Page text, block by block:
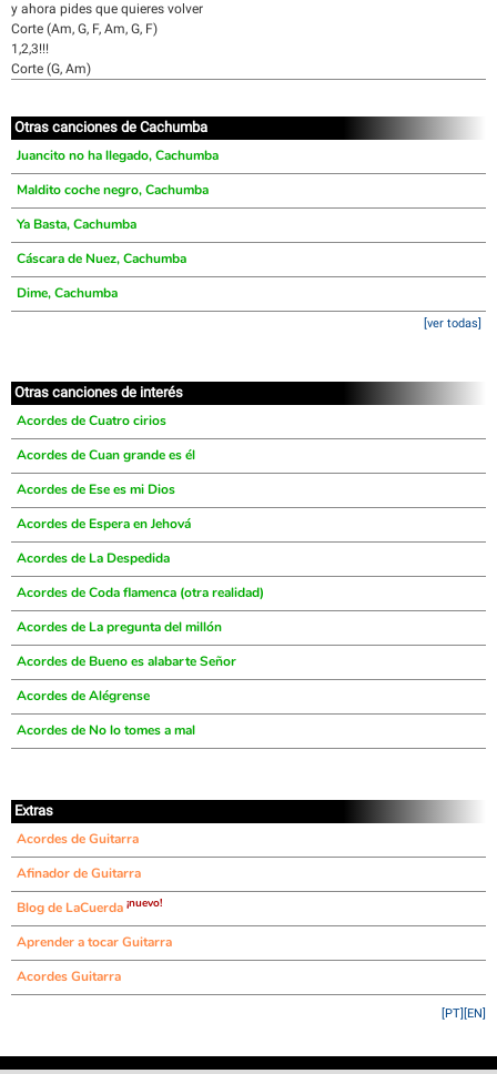
y ahora pides que quieres volver
Corte (Am, G, F, Am, G, F)
1,2,3!!!
Corte (G, Am)
Otras canciones de Cachumba
Juancito no ha llegado, Cachumba
Maldito coche negro, Cachumba
Ya Basta, Cachumba
Cáscara de Nuez, Cachumba
Dime, Cachumba
[ver todas]
Otras canciones de interés
Acordes de Cuatro cirios
Acordes de Cuan grande es él
Acordes de Ese es mi Dios
Acordes de Espera en Jehová
Acordes de La Despedida
Acordes de Coda flamenca (otra realidad)
Acordes de La pregunta del millón
Acordes de Bueno es alabarte Señor
Acordes de Alégrense
Acordes de No lo tomes a mal
Extras
Acordes de Guitarra
Afinador de Guitarra
Blog de LaCuerda ¡nuevo!
Aprender a tocar Guitarra
Acordes Guitarra
[EN]
[PT]